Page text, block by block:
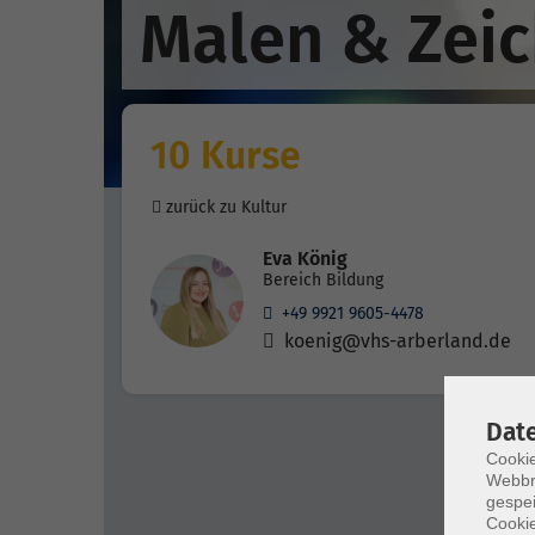
Malen &
10 Kurse
zurück zu Kultur
Eva König
Bereich Bildung
+49 9921 9605-4478
koenig@vhs-arberland.de